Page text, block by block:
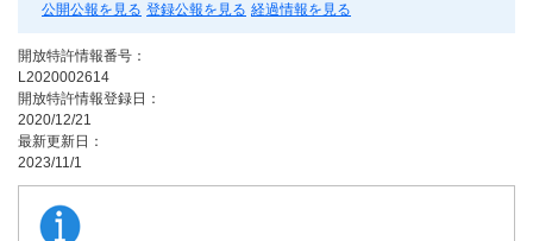
公開公報を見る 登録公報を見る 経過情報を見る
開放特許情報番号：
L2020002614
開放特許情報登録日：
2020/12/21
最新更新日：
2023/11/1